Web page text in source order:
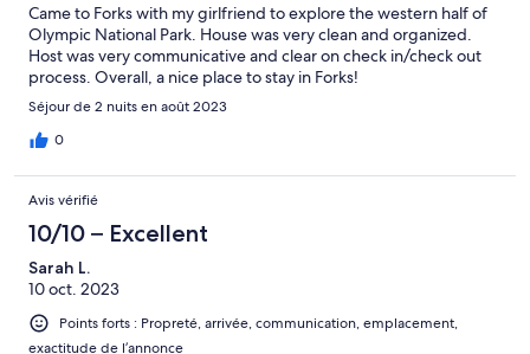
Came to Forks with my girlfriend to explore the western half of
Olympic National Park. House was very clean and organized.
Host was very communicative and clear on check in/check out
process. Overall, a nice place to stay in Forks!
Séjour de 2 nuits en août 2023
0
Avis vérifié
10/10 – Excellent
Sarah L.
10 oct. 2023
Points forts : Propreté, arrivée, communication, emplacement,
exactitude de l’annonce